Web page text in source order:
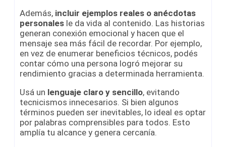
Además, incluir ejemplos reales o anécdotas
personales le da vida al contenido. Las historias
generan conexión emocional y hacen que el
mensaje sea más fácil de recordar. Por ejemplo,
en vez de enumerar beneficios técnicos, podés
contar cómo una persona logró mejorar su
rendimiento gracias a determinada herramienta.
Usá un lenguaje claro y sencillo, evitando
tecnicismos innecesarios. Si bien algunos
términos pueden ser inevitables, lo ideal es optar
por palabras comprensibles para todos. Esto
amplía tu alcance y genera cercanía.